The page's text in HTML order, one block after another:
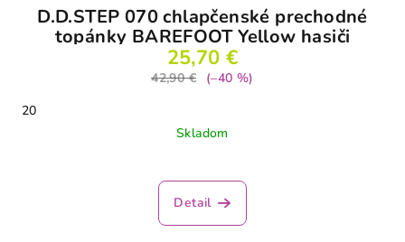
D.D.STEP 070 chlapčenské prechodné
topánky BAREFOOT Yellow hasiči
25,70 €
42,90 €
(–40 %)
20
Skladom
hodnotenie
produktu
Detail